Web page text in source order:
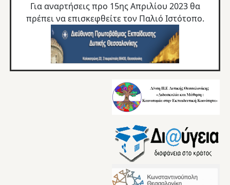
Για αναρτήσεις προ 15ης Απριλίου 2023 θα
πρέπει να επισκεφθείτε τον Παλιό Ιστότοπο.